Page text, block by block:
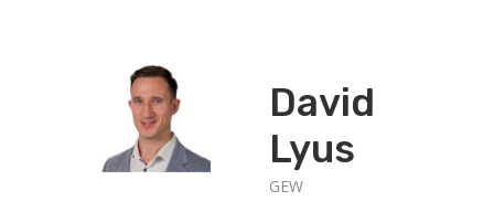
David
Lyus
GEW